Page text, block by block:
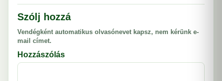
Szólj hozzá
Vendégként automatikus olvasónevet kapsz, nem kérünk e-
mail címet.
Hozzászólás